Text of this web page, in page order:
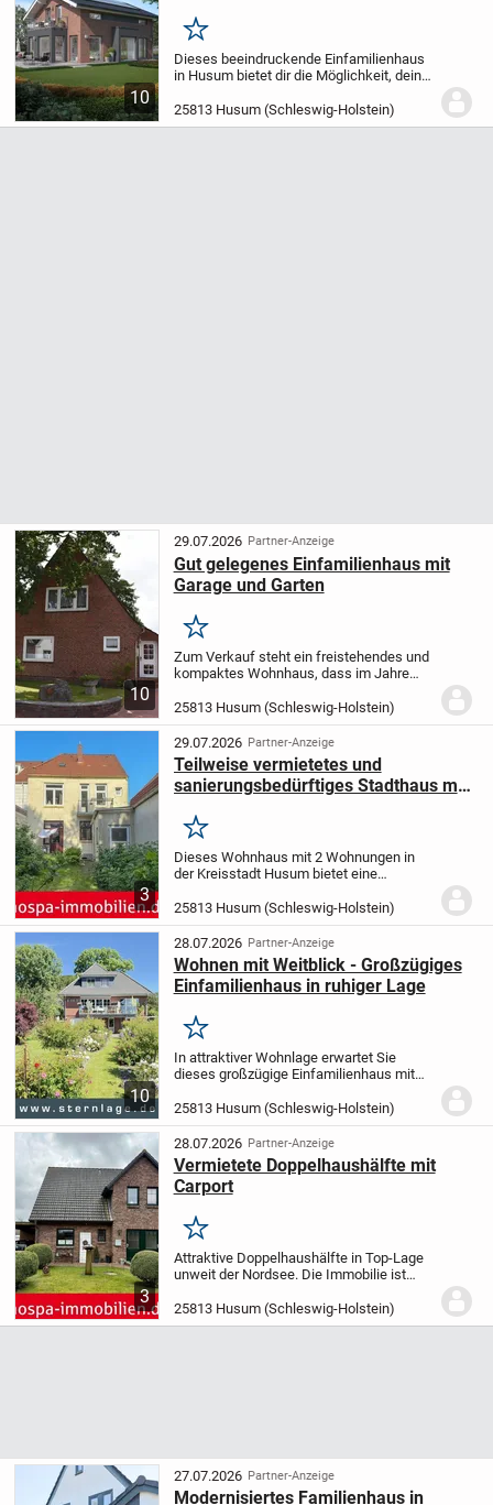
10
Merken
Dieses beeindruckende Einfamilienhaus
in Husum bietet dir die Möglichkeit, dein
Wünschen und Vorstellungen zu
gestalten. Es erstreckt sich über zwei
25813 Husum (Schleswig-Holstein)
10
29.07.2026 Partner-Anzeige
Gut gelegenes Einfamilienhaus mit
Garage und Garten
Merken
Zum Verkauf steht ein freistehendes und
kompaktes Wohnhaus, dass im Jahre
1984 um einen Anbau erweitert wurde. Mit
ca. 118 m² Wohnfläche bietet die
Immobilie...
25813 Husum (Schleswig-Holstein)
3
29.07.2026 Partner-Anzeige
Teilweise vermietetes und
sanierungsbedürftiges Stadthaus mit
Merken
Dieses Wohnhaus mit 2 Wohnungen in
der Kreisstadt Husum bietet eine
zwei Ebenen.Mit insgesamt sechs
Zimmern bietet das Haus genügend Platz
für ein...
25813 Husum (Schleswig-Holstein)
10
28.07.2026 Partner-Anzeige
Wohnen mit Weitblick - Großzügiges
Einfamilienhaus in ruhiger Lage
Merken
In attraktiver Wohnlage erwartet Sie
dieses großzügige Einfamilienhaus mit
wurde die Immobilie umfassend
grundsaniert und verbindet eine solide
Bauweise mit...
25813 Husum (Schleswig-Holstein)
3
28.07.2026 Partner-Anzeige
Vermietete Doppelhaushälfte mit
Carport
Merken
Attraktive Doppelhaushälfte in Top-Lage
unweit der Nordsee. Die Immobilie ist
700,-- € pro Monat.Zur Immobilie gehören
ein Einzelcarport mit Abstellraum...
25813 Husum (Schleswig-Holstein)
27.07.2026 Partner-Anzeige
Modernisiertes Familienhaus in